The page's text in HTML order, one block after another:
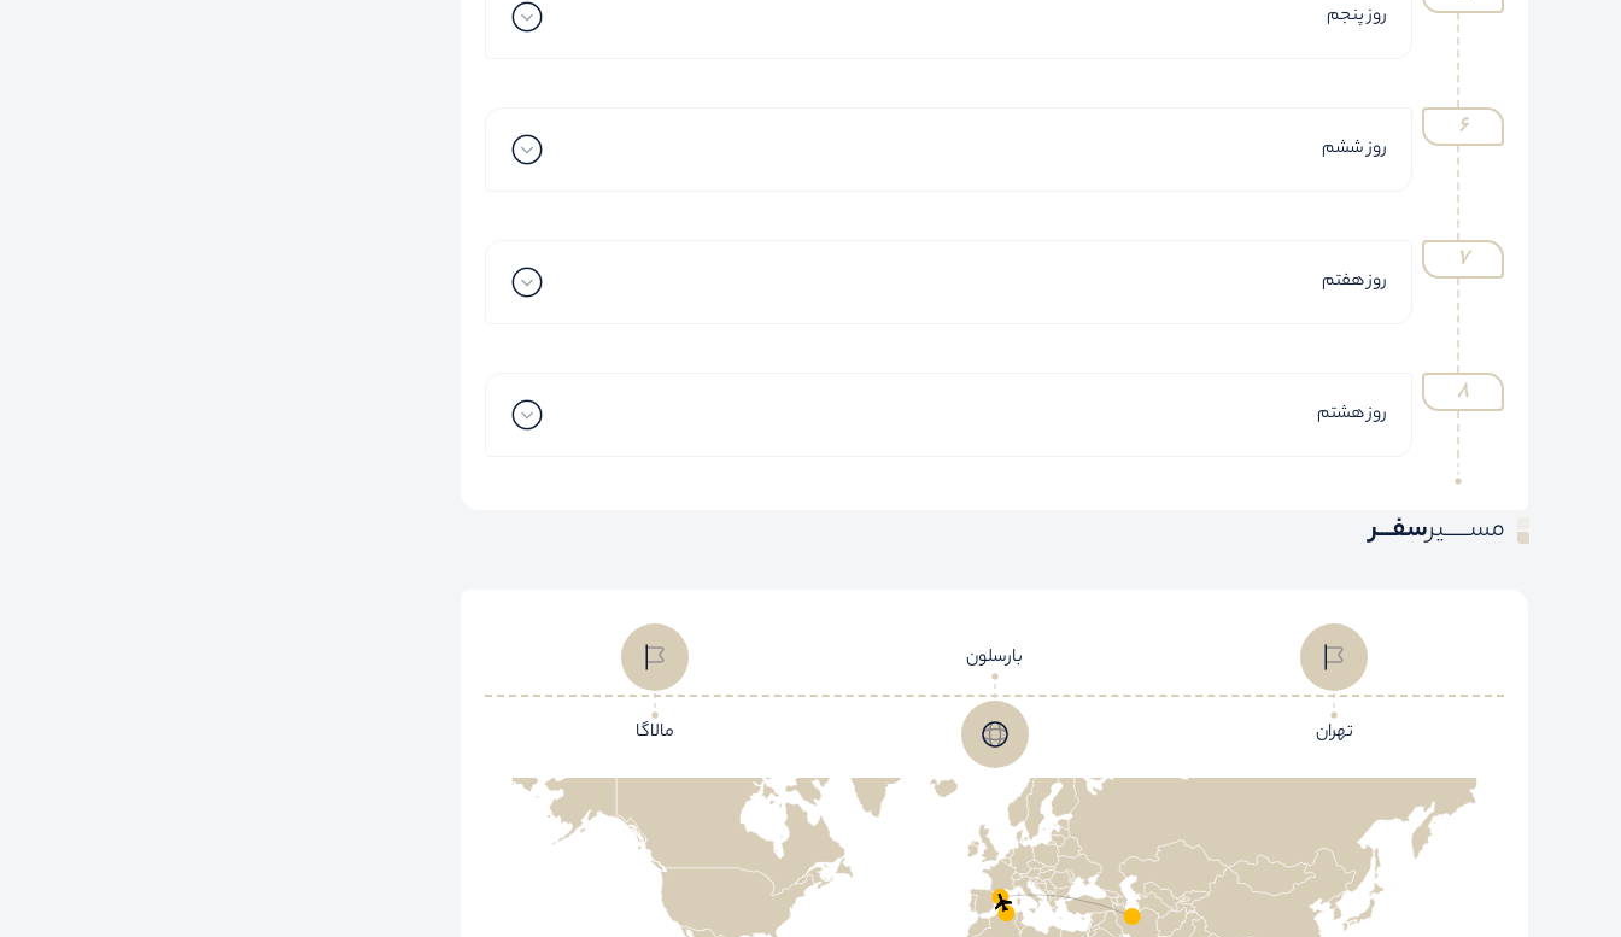
روز پنجم
روز ششم
روز هفتم
روز هشتم
مســـــیرسفـــر
تهران
بارسلون
مالاگا